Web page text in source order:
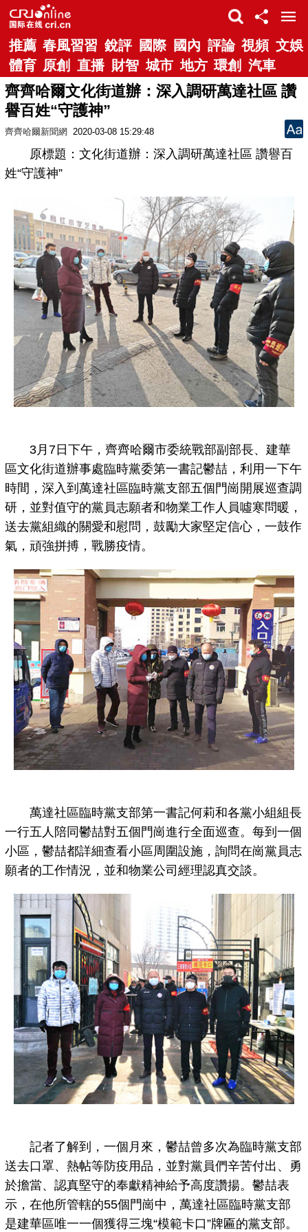
推薦 春風習習 銳評 國際 國內 評論 視頻 文娛
體育 原創 直播 財智 城市 地方 環創 汽車
齊齊哈爾文化街道辦：深入調研萬達社區 讚
譽百姓“守護神”
齊齊哈爾新聞網 2020-03-08 15:29:48
原標題：文化街道辦：深入調研萬達社區 讚譽百
姓“守護神”
3月7日下午，齊齊哈爾市委統戰部副部長、建華
區文化街道辦事處臨時黨委第一書記鬱喆，利用一下午
時間，深入到萬達社區臨時黨支部五個門崗開展巡查調
研，並對值守的黨員志願者和物業工作人員噓寒問暖，
送去黨組織的關愛和慰問，鼓勵大家堅定信心，一鼓作
氣，頑強拼搏，戰勝疫情。
萬達社區臨時黨支部第一書記何莉和各黨小組組長
一行五人陪同鬱喆對五個門崗進行全面巡查。每到一個
小區，鬱喆都詳細查看小區周圍設施，詢問在崗黨員志
願者的工作情況，並和物業公司經理認真交談。
記者了解到，一個月來，鬱喆曾多次為臨時黨支部
送去口罩、熱帖等防疫用品，並對黨員們辛苦付出、勇
於擔當、認真堅守的奉獻精神給予高度讚揚。鬱喆表
示，在他所管轄的55個門崗中，萬達社區臨時黨支部
是建華區唯一一個獲得三塊“模範卡口”牌匾的黨支部。